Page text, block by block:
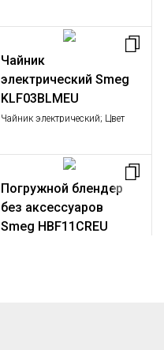
багель; 6 уровней
поддон для крошек.
Чайник
электрический Smeg
KLF03BLMEU
Чайник электрический; Цвет
Погружной блендер
без аксессуаров
Smeg HBF11CREU